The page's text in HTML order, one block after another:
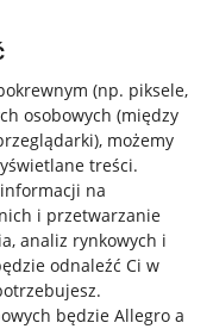
(np. piksele,
osobowych (między
, możemy
treści.
na
i przetwarzanie
analiz rynkowych i
odnaleźć Ci w
będzie Allegro a